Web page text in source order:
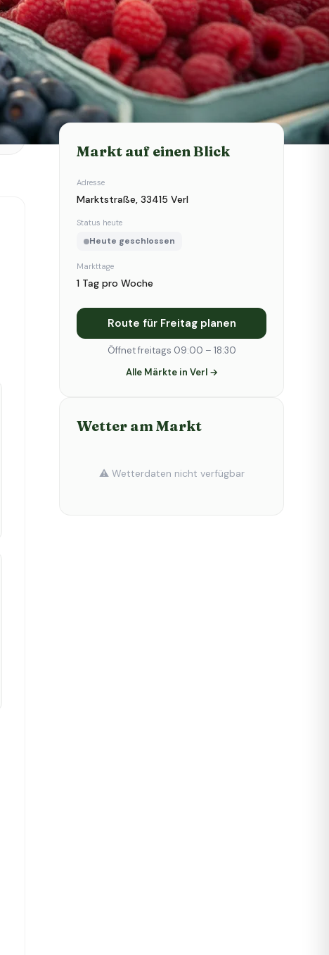
Status heute
Heute geschlossen
Markt auf einen Blick
Adresse
Marktstraße, 33415 Verl
Status heute
Heute geschlossen
Markttage
1 Tag pro Woche
Route für Freitag planen
Öffnet freitags 09:00 – 18:30
Alle Märkte in Verl →
Wetter am Markt
⚠️ Wetterdaten nicht verfügbar